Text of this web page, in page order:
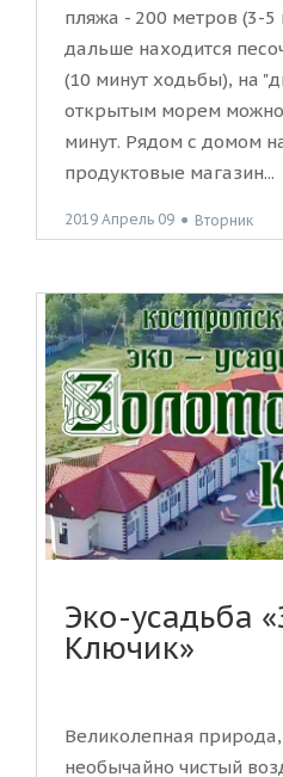
пляжа - 200 метров (3-5
дальше находится
(10 минут ходьбы), на
открытым морем можно
минут. Рядом с домом
продуктовые магазин...
2019 Апрель 09 ● Вторник
Эко-усадьба
Ключик»
Великолепная
необычайно чистый